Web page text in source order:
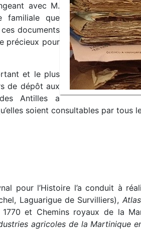
avec M.
familiale que
documents
précieux pour
et le plus
de dépôt aux
Antilles a
soient consultables par tous
pour l’Histoire l’a conduit à
Laguarigue de Survilliers),
et Chemins royaux de la
agricoles de la Martinique